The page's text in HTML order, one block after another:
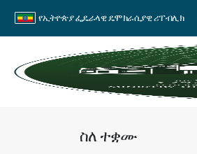
የኢትዮጵያ ፌዴራላዊ ዴሞክራሲያዊ ሪፐብሊክ
ስለ ተቋሙ